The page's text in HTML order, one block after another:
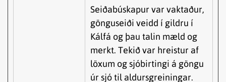
Seiðabúskapur var vaktaður,
gönguseiði veidd í gildru í
Kálfá og þau talin mæld og
merkt. Tekið var hreistur af
löxum og sjóbirtingi á göngu
úr sjó til aldursgreiningar.